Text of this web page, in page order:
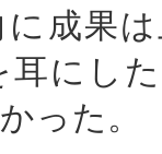
に成果
にし
った。